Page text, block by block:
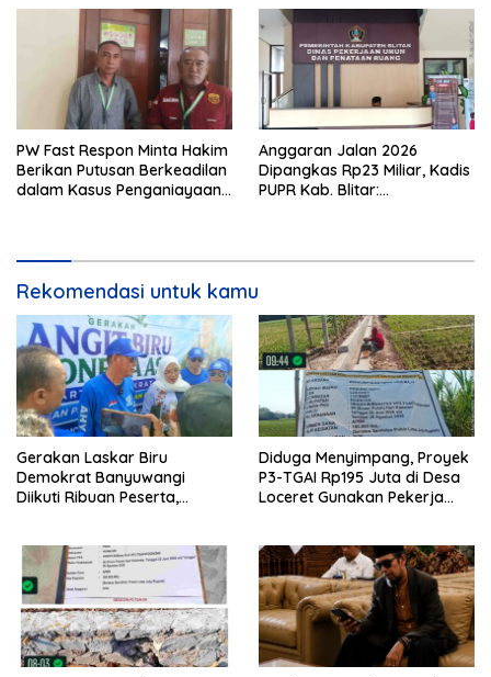
PW Fast Respon Minta Hakim
Berikan Putusan Berkeadilan
dalam Kasus Penganiayaan
Anggaran Jalan 2026
Dipangkas Rp23 Miliar, Kadis
PUPR Kab. Blitar:
Rekomendasi untuk kamu
Gerakan Laskar Biru
Demokrat Banyuwangi
Diikuti Ribuan Peserta,
Diduga Menyimpang, Proyek
P3-TGAI Rp195 Juta di Desa
Loceret Gunakan Pekerja